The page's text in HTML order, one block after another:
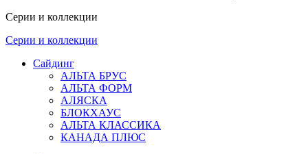
Серии и коллекции
Серии и коллекции
Сайдинг
АЛЬТА БРУС
АЛЬТА ФОРМ
АЛЯСКА
БЛОКХАУС
АЛЬТА КЛАССИКА
КАНАДА ПЛЮС